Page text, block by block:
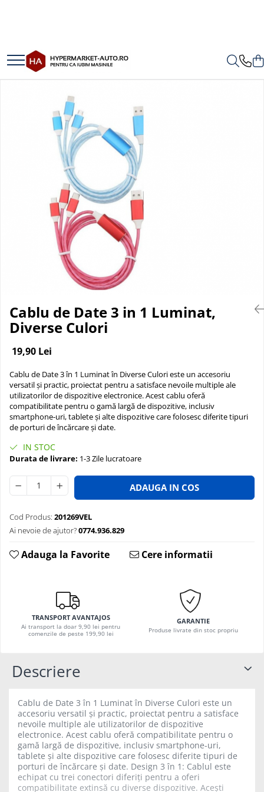
Accesorii Auto
Accesorii auto obligatorii
Accesorii Iarna
Exterior Auto
Stergatoare parbriz
Huse scaune auto
Covorase Auto
Odorizante auto de agatat
Odorizante auto lichide
Odorizante auto tip conserva
Odorizante auto ventilatie
Suport Auto Telefon
Parasolare si jaluzele
Suporturi bauturi
Cosmetica si Detailing Auto
Solutii Curatare Interior
Suprafete Plastic Interior
Tapiterii
Accesorii Detailing
Exterior
Polish Auto si Corectie Vopsea
Pre-spalare si Spuma Auto
Protectie Vopsea
Reconditionare Faruri
Sticla Auto
Tratament Hidrofob
Electrice si Electronice Auto
Aspiratoare Auto
Carduri si Stick-uri de Memorie
Incarcatoare Auto
Accesorii biciclete
Accesorii pentru biciclete
Intretinere biciclete
Iluminare Auto
Becuri auto
Cablu de Date 3 in 1 Luminat,
Diverse Culori
19,90 Lei
Cablu de Date 3 în 1 Luminat în Diverse Culori este un accesoriu
versatil și practic, proiectat pentru a satisface nevoile multiple ale
utilizatorilor de dispozitive electronice. Acest cablu oferă
compatibilitate pentru o gamă largă de dispozitive, inclusiv
smartphone-uri, tablete și alte dispozitive care folosesc diferite tipuri
de porturi de încărcare și date.
IN STOC
Durata de livrare: 1-3 Zile lucratoare
ADAUGA IN COS
Cod Produs: 201269VEL
Ai nevoie de ajutor?0774.936.829
Adauga la Favorite Cere informatii
TRANSPORT AVANTAJOS
Ai transport la doar 9,90 lei pentru
comenzile de peste 199,90 lei
GARANTIE
Produse livrate din stoc propriu
Descriere
Cablu de Date 3 în 1 Luminat în Diverse Culori este un
accesoriu versatil și practic, proiectat pentru a satisface
nevoile multiple ale utilizatorilor de dispozitive
electronice. Acest cablu oferă compatibilitate pentru o
gamă largă de dispozitive, inclusiv smartphone-uri,
tablete și alte dispozitive care folosesc diferite tipuri de
porturi de încărcare și date. Design 3 în 1: Cablul este
echipat cu trei conectori diferiți pentru a oferi
compatibilitate extinsă cu diverse dispozitive. Acești